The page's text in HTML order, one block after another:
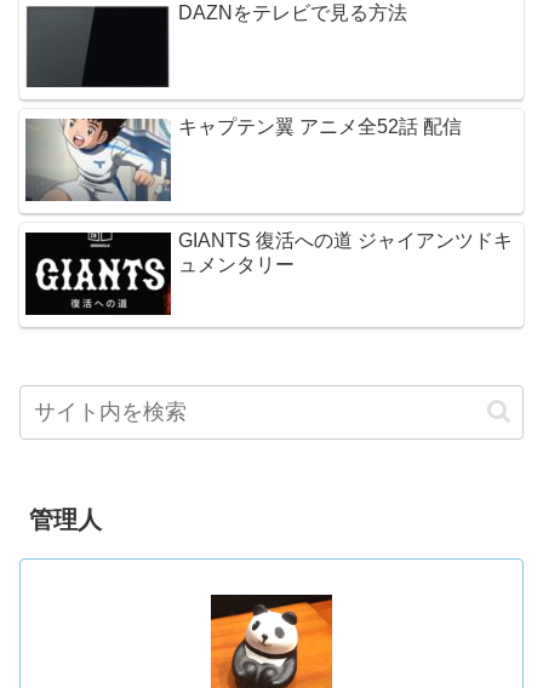
DAZNをテレビで見る方法
キャプテン翼 アニメ全52話 配信
GIANTS 復活への道 ジャイアンツドキ
ュメンタリー
管理人